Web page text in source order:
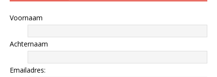
Voornaam
Achternaam
Emailadres: